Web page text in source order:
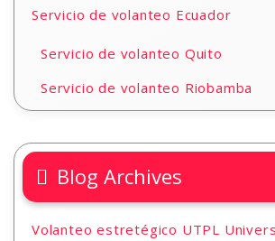
Servicio de volanteo Ecuador
Servicio de volanteo Quito
Servicio de volanteo Riobamba
Blog Archives
Volanteo estretégico UTPL